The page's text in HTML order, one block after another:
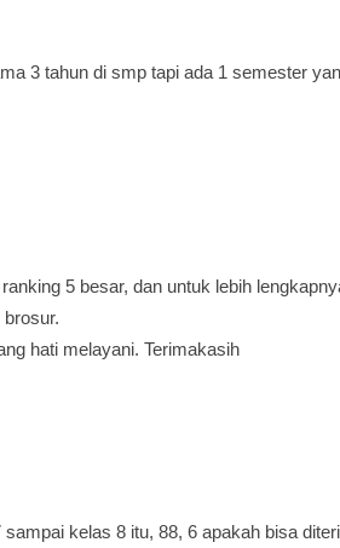
3 tahun di smp tapi ada 1 semester
5 besar, dan untuk lebih
hati melayani. Terimakasih
kelas 8 itu, 88, 6 apakah bisa